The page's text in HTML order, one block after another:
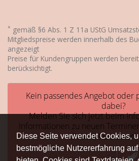
Diese Seite verwendet Cookies,
bestmögliche Nutzererfahrung
* gemäß §6 Abs. 1 Z 11a UStG
Mitgliedspreise werden innerhalb des
angezeigt
Preise für Kundengruppen werden
berücksichtigt.
Kein passendes Angebot oder
dabei?
Melden Sie sich jetzt beim
Informationen zu neuen
diesem Kurs zu